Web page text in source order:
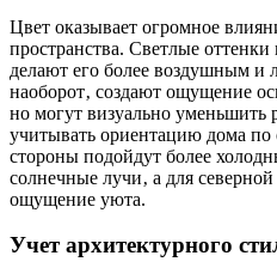
Цвет оказывает огромное
пространства. Светлые
делают его более воздушным и
наоборот‚ создают ощущение
но могут визуально уменьшить
учитывать ориентацию дома
стороны подойдут более
солнечные лучи‚ а для
ощущение уюта.
Учет архитектурного